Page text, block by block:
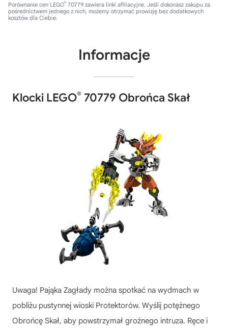
Porównanie cen LEGO® 70779 zawiera linki afiliacyjne. Jeśli dokonasz zakupu za
pośrednictwem jednego z nich, możemy otrzymać prowizję bez dodatkowych
kosztów dla Ciebie.
Informacje
Klocki LEGO® 70779 Obrońca Skał
Uwaga! Pająka Zagłady można spotkać na wydmach w
pobliżu pustynnej wioski Protektorów. Wyślij potężnego
Obrońcę Skał, aby powstrzymał groźnego intruza. Ręce i